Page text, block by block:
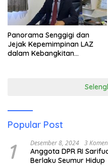
Panorama Senggigi dan
Jejak Kepemimpinan LAZ
dalam Kebangkitan
Popular Post
1 Desember 8, 2024 3
Anggota DPR RI
Berlaku Seumur Hidup